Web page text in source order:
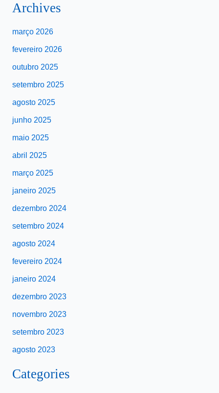
Archives
março 2026
fevereiro 2026
outubro 2025
setembro 2025
agosto 2025
junho 2025
maio 2025
abril 2025
março 2025
janeiro 2025
dezembro 2024
setembro 2024
agosto 2024
fevereiro 2024
janeiro 2024
dezembro 2023
novembro 2023
setembro 2023
agosto 2023
Categories